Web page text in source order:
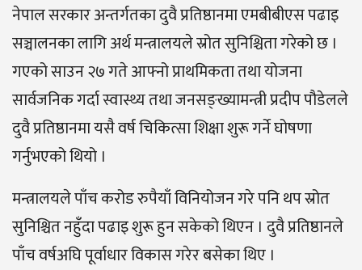
नेपाल सरकार अन्तर्गतका दुवै प्रतिष्ठानमा एमबीबीएस पढाइ
सञ्चालनका लागि अर्थ मन्त्रालयले स्रोत सुनिश्चिता गरेको छ ।
गएको साउन २७ गते आफ्नो प्राथमिकता तथा योजना
सार्वजनिक गर्दा स्वास्थ्य तथा जनसङ्ख्यामन्त्री प्रदीप पौडेलले
दुवै प्रतिष्ठानमा यसै वर्ष चिकित्सा शिक्षा शुरू गर्ने घोषणा
गर्नुभएको थियो ।
मन्त्रालयले पाँच करोड रुपैयाँ विनियोजन गरे पनि थप स्रोत
सुनिश्चित नहुँदा पढाइ शुरू हुन सकेको थिएन । दुवै प्रतिष्ठानले
पाँच वर्षअघि पूर्वाधार विकास गरेर बसेका थिए ।